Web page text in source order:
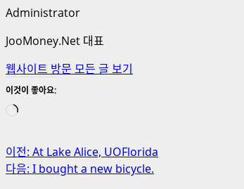
Administrator
JooMoney.Net 대표
웹사이트 방문 모든 글 보기
이것이 좋아요:
로
중...
게
시
이전: At Lake Alice, UOFlorida
다음: I bought a new bicycle.